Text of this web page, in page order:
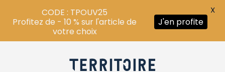
CODE : TPOUV25
Profitez de - 10 % sur l'article de
votre choix
J'en profite
X